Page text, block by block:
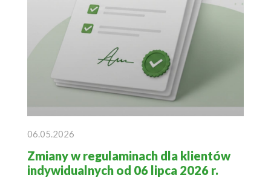
06.05.2026
Zmiany w regulaminach dla klientów
indywidualnych od 06 lipca 2026 r.